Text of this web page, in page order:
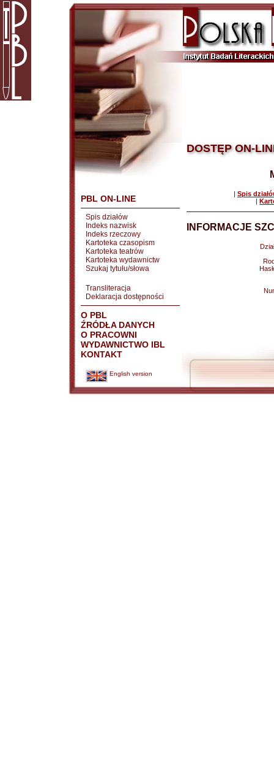
PBL ON-LINE
Spis działów
Indeks nazwisk
Indeks rzeczowy
Kartoteka czasopism
Kartoteka teatrów
Kartoteka wydawnictw
Szukaj tytułu/słowa
Transliteracja
Deklaracja dostępności
O PBL
ŹRÓDŁA DANYCH
O PRACOWNI
WYDAWNICTWO IBL
KONTAKT
English version
DOSTĘP ON-
| Spis
|
INFORMACJE